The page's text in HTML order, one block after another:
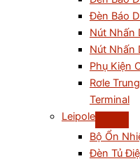
Đèn Báo
Nút Nhấn
Nút Nhấn
Phụ Kiện
Rơle
Terminal
Leipole
Bộ Ổn
Đèn Tủ